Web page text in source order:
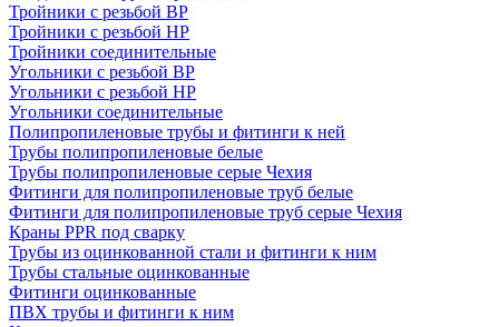
Тройники с резьбой ВР
Тройники с резьбой НР
Тройники соединительные
Угольники с резьбой ВР
Угольники с резьбой НР
Угольники соединительные
Полипропиленовые трубы и фитинги к ней
Трубы полипропиленовые белые
Трубы полипропиленовые серые Чехия
Фитинги для полипропиленовые труб белые
Фитинги для полипропиленовые труб серые Чехия
Краны PPR под сварку
Трубы из оцинкованной стали и фитинги к ним
Трубы стальные оцинкованные
Фитинги оцинкованные
ПВХ трубы и фитинги к ним